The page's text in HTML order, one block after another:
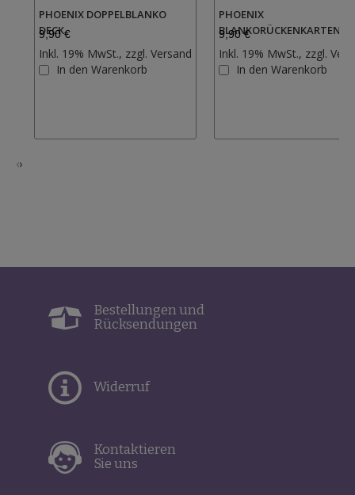
PHOENIX DOPPELBLANKO
DECK
9,90 €
Inkl. 19% MwSt., zzgl. Versand
In den Warenkorb
PHOENIX
BLANKORÜCKENKARTEN
9,90 €
Inkl. 19% MwSt., zzgl.
In den Warenkorb
‹›
Bestellungen und
Rücksendungen
Widerruf
Kontaktieren
Sie uns